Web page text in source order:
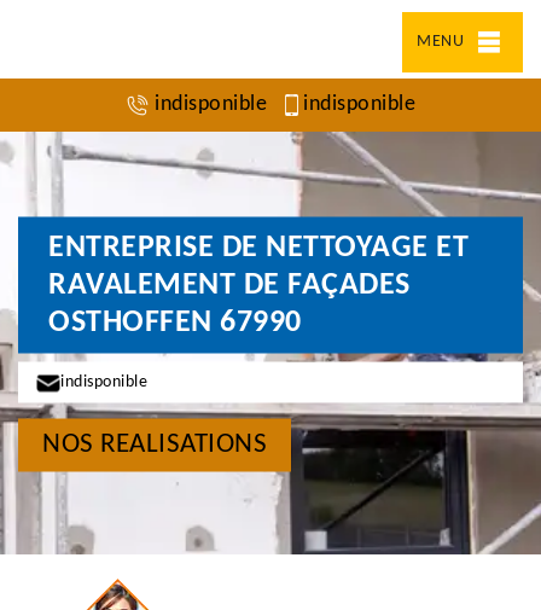
MENU
indisponible indisponible
ENTREPRISE DE NETTOYAGE ET
RAVALEMENT DE FAÇADES
OSTHOFFEN 67990
indisponible
NOS REALISATIONS